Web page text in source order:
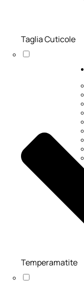
Taglia Cuticole
Temperamatite